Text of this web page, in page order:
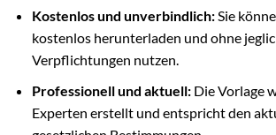
Kostenlos und unverbindlich:Sie
kostenlos herunterladen und ohne
Verpflichtungen nutzen.
Professionell und aktuell:Die Vorlage
Experten erstellt und entspricht den